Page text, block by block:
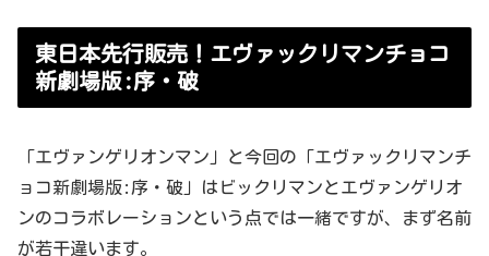
東日本先行販売！エヴァックリマンチョコ
新劇場版:序・破
「エヴァンゲリオンマン」と今回の「エヴァックリマンチ
ョコ新劇場版:序・破」はビックリマンとエヴァンゲリオ
ンのコラボレーションという点では一緒ですが、まず名前
が若干違います。